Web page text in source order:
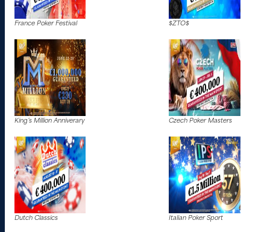
France Poker Festival $ZTO$
King’s Million Anniverary Czech Poker Masters
Dutch Classics Italian Poker Sport